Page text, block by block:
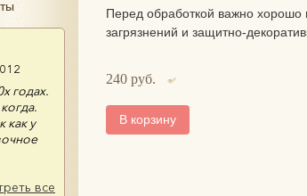
годах.
как у
все
Перед обработкой важно хорошо
загрязнений и защитно-
240 руб.
В корзину